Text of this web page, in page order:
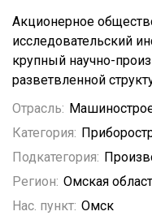
Акционерное
исследовательский
крупный научно-
разветвленной
Отрасль:
Категория:
Подкатегория:
Регион: Омская
Нас. пункт: Омск